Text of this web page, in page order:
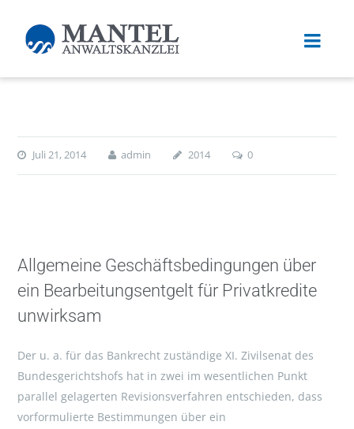
Juli 21, 2014 admin 2014 0
Allgemeine Geschäftsbedingungen über
ein Bearbeitungsentgelt für Privatkredite
unwirksam
Der u. a. für das Bankrecht zuständige XI. Zivilsenat des
Bundesgerichtshofs hat in zwei im wesentlichen Punkt
parallel gelagerten Revisionsverfahren entschieden, dass
vorformulierte Bestimmungen über ein